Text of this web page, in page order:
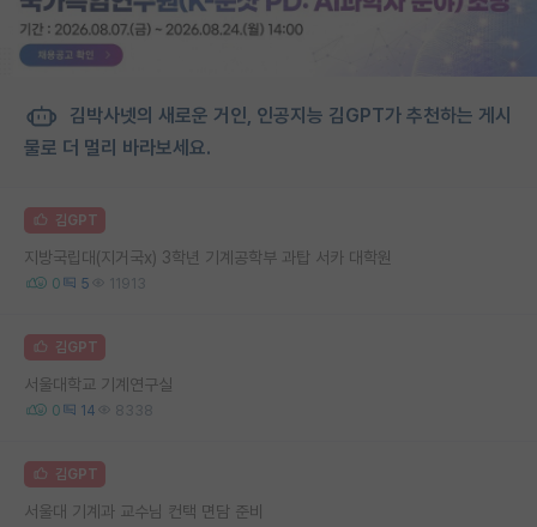
김박사넷의 새로운 거인, 인공지능 김GPT가 추천하는 게시
물로 더 멀리 바라보세요.
김GPT
지방국립대(지거국x) 3학년 기계공학부 과탑 서카 대학원
0 5 11913
김GPT
서울대학교 기계연구실
0 14 8338
김GPT
서울대 기계과 교수님 컨택 면담 준비